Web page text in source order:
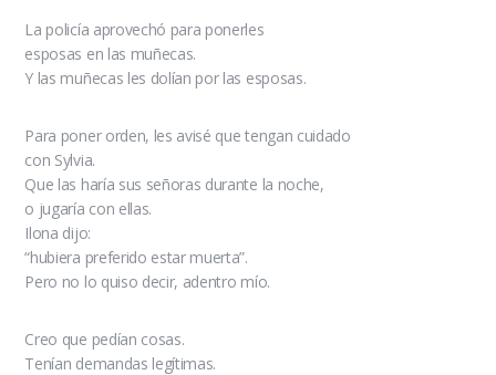
La policía aprovechó para ponerles
esposas en las muñecas.
Y las muñecas les dolían por las esposas.
Para poner orden, les avisé que tengan cuidado
con Sylvia.
Que las haría sus señoras durante la noche,
o jugaría con ellas.
Ilona dijo:
“hubiera preferido estar muerta”.
Pero no lo quiso decir, adentro mío.
Creo que pedían cosas.
Tenían demandas legítimas.